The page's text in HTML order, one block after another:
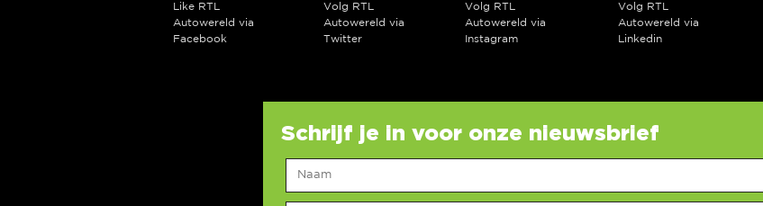
Like RTL
Autowereld via
Facebook
Volg RTL
Autowereld via
Twitter
Volg RTL
Autowereld via
Instagram
Volg RTL
Autowereld via
Linkedin
Schrijf je in voor onze nieuwsbrief